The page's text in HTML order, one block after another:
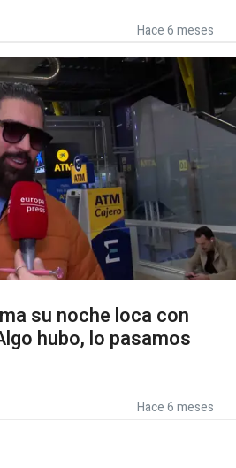
Hace 6 meses
su noche loca con
hubo, lo pasamos
Hace 6 meses